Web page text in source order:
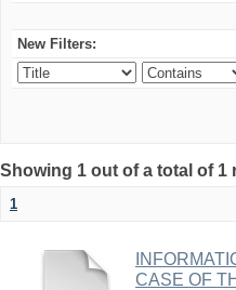
New Filters:
Showing 1 out of a total of 1
1
CASE OF